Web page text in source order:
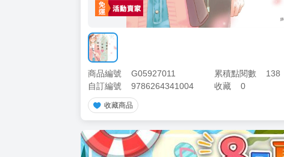
商品編號 G05927011 累積點閱數
138
自訂編號
9786264341004 收藏 0
收藏商品